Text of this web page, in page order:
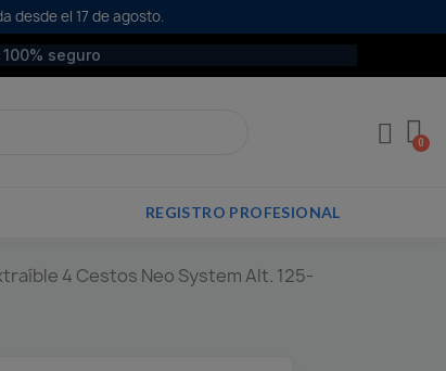
desde el 17 de agosto.
seguro
REGISTRO PROFESIONAL
4 Cestos Neo System Alt. 125-